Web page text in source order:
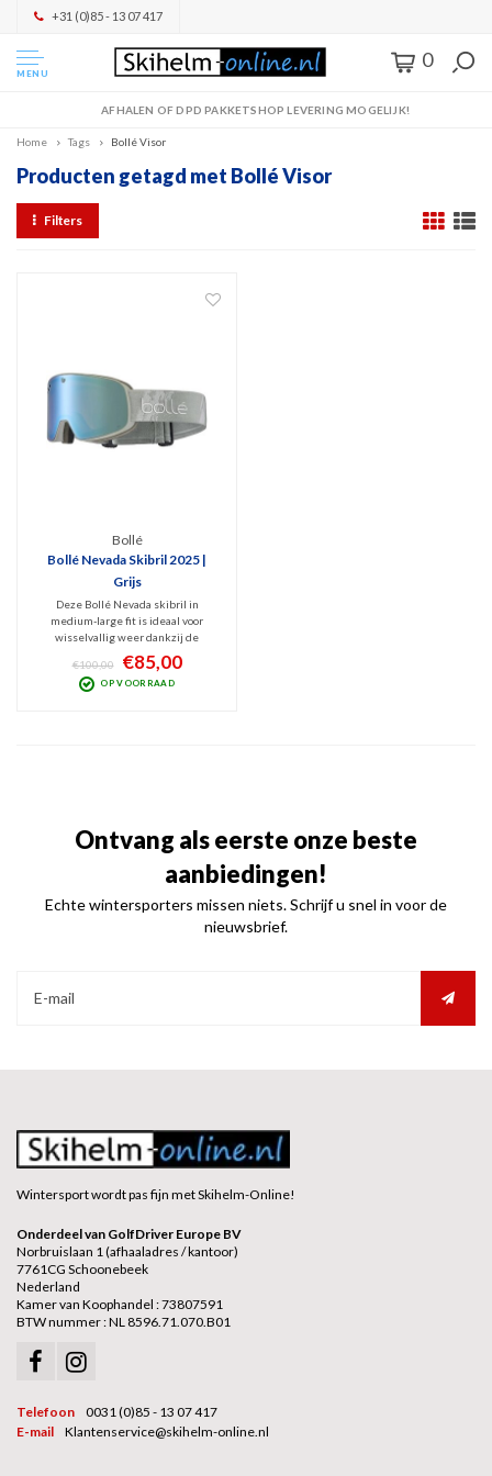
+31 (0)85 - 13 07 417
MENU
0
AFHALEN OF DPD PAKKETSHOP LEVERING MOGELIJK!
Home Tags Bollé Visor
Producten getagd met Bollé Visor
Filters
Bollé
Bollé Nevada Skibril 2025 |
Grijs
Deze Bollé Nevada skibril in
medium-large fit is ideaal voor
wisselvallig weer dankzij de
contrastrijke Azure lens (Categorie
2). Met een geventileerd frame en
100% UV- en infraroodfiltering is
€100,00 €85,00
OP VOORRAAD
Ontvang als eerste onze beste
aanbiedingen!
Echte wintersporters missen niets. Schrijf u snel in voor de
nieuwsbrief.
Wintersport wordt pas fijn met Skihelm-Online!
Onderdeel van GolfDriver Europe BV
Norbruislaan 1 (afhaaladres / kantoor)
7761CG Schoonebeek
Nederland
Kamer van Koophandel : 73807591
BTW nummer : NL 8596.71.070.B01
Telefoon
0031 (0)85 - 13 07 417
E-mail
Klantenservice@skihelm-online.nl